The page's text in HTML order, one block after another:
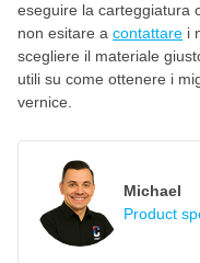
eseguire la carteggiatura
non esitare a contattare i
scegliere il materiale
utili su come ottenere i
vernice.
Michael
Product